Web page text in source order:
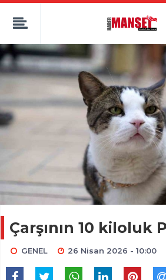
Çarşının 10 kiloluk
GENEL 26 Nisan 2026 - 10:00